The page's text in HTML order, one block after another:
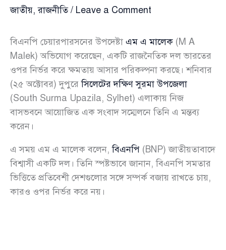
জাতীয়,রাজনীতি/ Leave a Comment
বিএনপি চেয়ারপারসনের উপদেষ্টা এম এ মালেক (M A
Malek) অভিযোগ করেছেন, একটি রাজনৈতিক দল ভারতের
ওপর নির্ভর করে ক্ষমতায় আসার পরিকল্পনা করছে। শনিবার
(২৫ অক্টোবর) দুপুরেসিলেটের দক্ষিণ সুরমা উপজেলা
(South Surma Upazila, Sylhet) এলাকায় নিজ
বাসভবনে আয়োজিত এক সংবাদ সম্মেলনে তিনি এ মন্তব্য
করেন।
এ সময় এম এ মালেক বলেন,বিএনপি (BNP) জাতীয়তাবাদে
বিশ্বাসী একটি দল। তিনি স্পষ্টভাবে জানান, বিএনপি সমতার
ভিত্তিতে প্রতিবেশী দেশগুলোর সঙ্গে সম্পর্ক বজায় রাখতে চায়,
কারও ওপর নির্ভর করে নয়।